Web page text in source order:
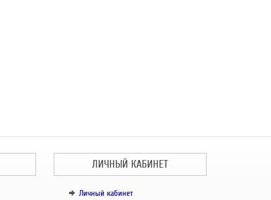
ЛИЧНЫЙ КАБИНЕТ
Личный кабинет